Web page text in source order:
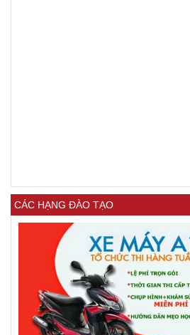
CÁC HẠNG ĐÀO TẠO